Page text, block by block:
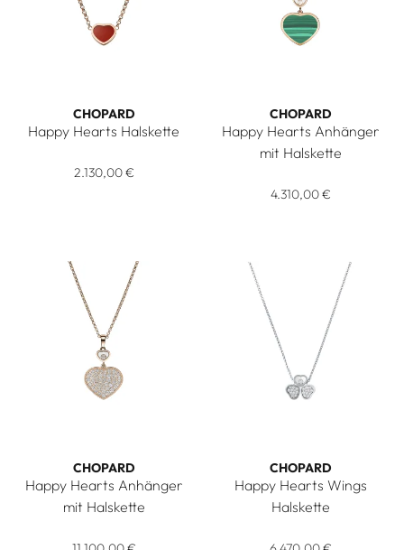
CHOPARD
Happy Hearts Halskette
Chopard Happy Hearts Halskette, Ref: 81A086-5801, Preis:
2.130,00 €
CHOPARD
Happy Hearts Anhänger
mit Halskette
4.310,00 €
CHOPARD
Happy Hearts Anhänger
mit Halskette
CHOPARD
Happy Hearts Wings
Halskette